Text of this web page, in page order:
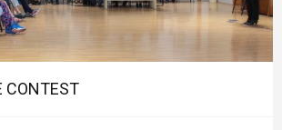
CONTEST